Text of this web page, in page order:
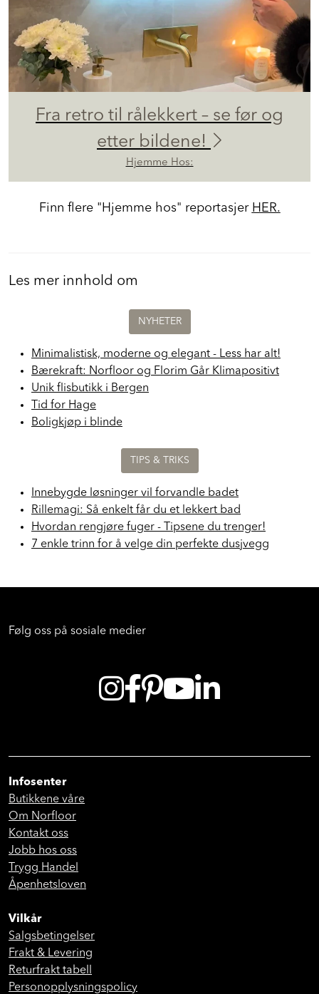
Fra retro til rålekkert – se før og
etter bildene!
Hjemme Hos:
Finn flere "Hjemme hos" reportasjer HER.
Les mer innhold om
NYHETER
Minimalistisk, moderne og elegant - Less har alt!
Bærekraft: Norfloor og Florim Går Klimapositivt
Unik flisbutikk i Bergen
Tid for Hage
Boligkjøp i blinde
TIPS & TRIKS
Innebygde løsninger vil forvandle badet
Rillemagi: Så enkelt får du et lekkert bad
Hvordan rengjøre fuger - Tipsene du trenger!
7 enkle trinn for å velge din perfekte dusjvegg
Følg oss på sosiale medier
Infosenter
Butikkene våre
Om Norfloor
Kontakt oss
Jobb hos oss
Trygg Handel
Åpenhetsloven
Vilkår
Salgsbetingelser
Frakt & Levering
Returfrakt tabell
Personopplysningspolicy